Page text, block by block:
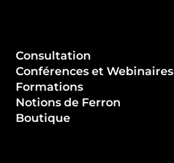
Consultation
Conférences et Webinaires
Formations
Notions de Ferron
Boutique